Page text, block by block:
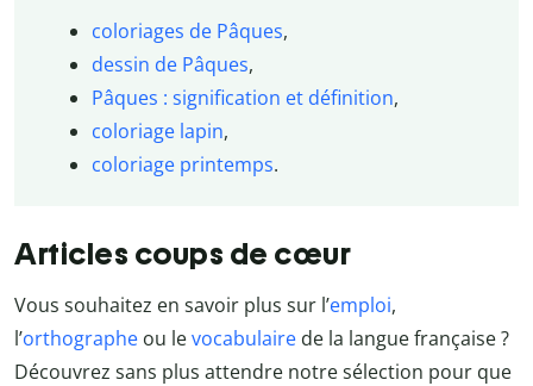
coloriages de Pâques,
dessin de Pâques,
Pâques : signification et définition,
coloriage lapin,
coloriage printemps.
Articles coups de cœur
Vous souhaitez en savoir plus sur l’emploi,
l’orthographe ou levocabulaire de la langue française ?
Découvrez sans plus attendre notre sélection pour que